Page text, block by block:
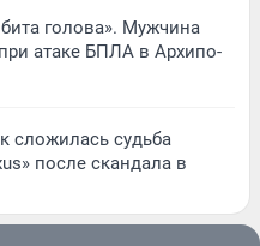
голова». Мужчина
атаке БПЛА в Архипо-
сложилась судьба
после скандала в